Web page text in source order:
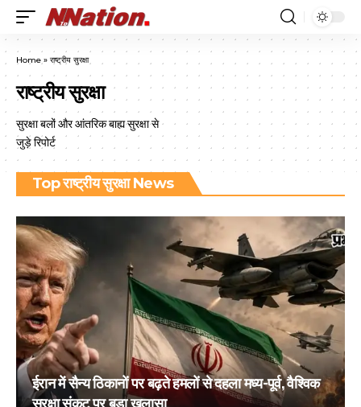
Home » राष्ट्रीय सुरक्षा
राष्ट्रीय सुरक्षा
सुरक्षा बलों और आंतरिक बाह्य सुरक्षा से
जुड़े रिपोर्ट
Top राष्ट्रीय सुरक्षा News
ईरान में सैन्य ठिकानों पर बढ़ते हमलों से दहला मध्य-पूर्व, वैश्विक
सुरक्षा संकट पर बड़ा खुलासा